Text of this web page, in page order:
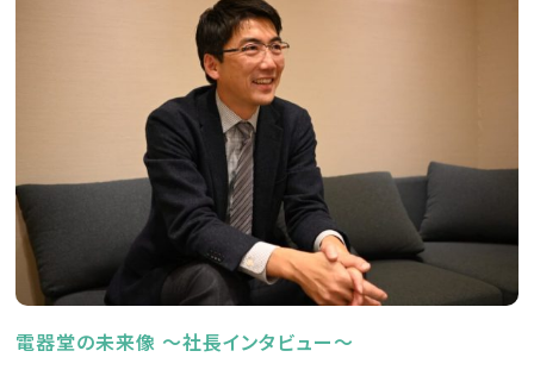
パートの求人情報はこちら
電器堂の未来像 〜社長インタビュー〜